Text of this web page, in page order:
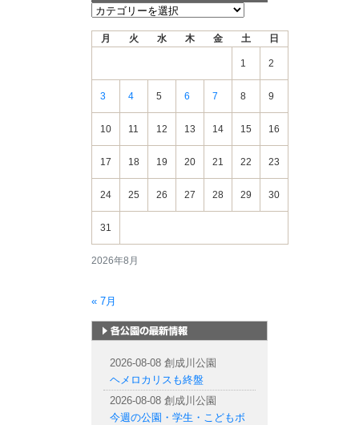
新
2026年8月
月 火 水 木 金 土 日
1 2
3 4 5 6 7 8 9
10 11 12 13 14 15 16
17 18 19 20 21 22 23
24 25 26 27 28 29 30
31
« 7月
2026-08-08 創成川公園
ヘメロカリスも終盤
2026-08-08 創成川公園
今週の公園・学生・こどもボ